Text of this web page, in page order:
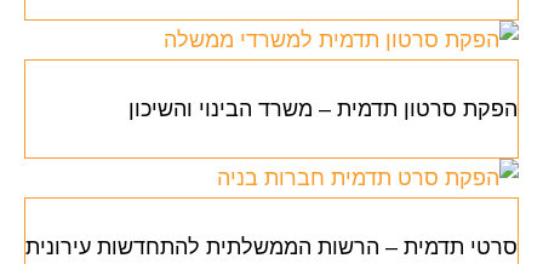
הפקת סרטון תדמית – משרד הבינוי והשיכון
סרטי תדמית – הרשות הממשלתית להתחדשות עירונית